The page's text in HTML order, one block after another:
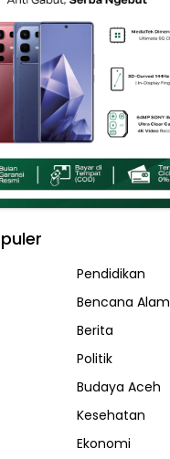
Pendidikan
Bencana Alam
Berita
Politik
Budaya Aceh
Kesehatan
Ekonomi